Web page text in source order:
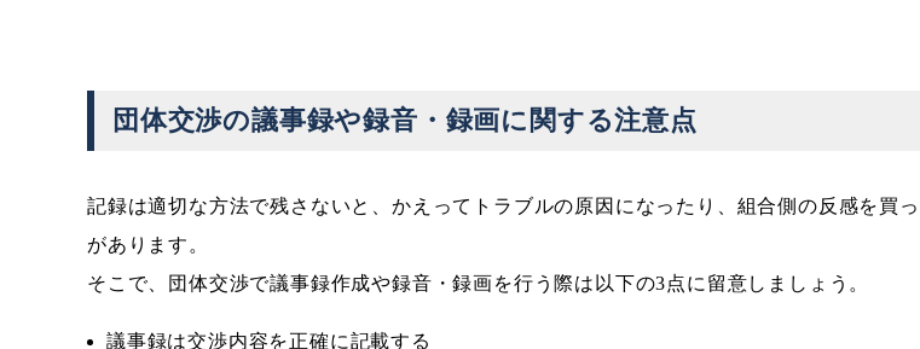
団体交渉の議事録や録音・録画に関する注意点
記録は適切な方法で残さないと、かえってトラブルの原因になったり、組合側の反感を買
があります。
そこで、団体交渉で議事録作成や録音・録画を行う際は以下の3点に留意しましょう。
議事録は交渉内容を正確に記載する